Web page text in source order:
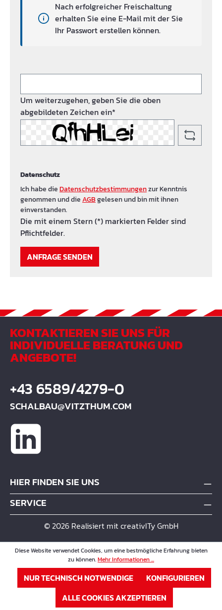
Nach erfolgreicher Freischaltung
erhalten Sie eine E-Mail mit der Sie
Ihr Passwort erstellen können.
Um weiterzugehen, geben Sie die oben
abgebildeten Zeichen ein*
Datenschutz
Ich habe dieDatenschutzbestimmungenzur Kenntnis
genommen und dieAGBgelesen und bin mit ihnen
einverstanden.
Die mit einem Stern (*) markierten Felder sind
Pflichtfelder.
ANFRAGE SENDEN
KONTAKTIEREN SIE UNS FÜR
INDIVIDUELLE BERATUNG UND
ANGEBOTE!
+43 6589/4279-0
SCHALBAU@VITZTHUM.COM
HIER FINDEN SIE UNS
SERVICE
© 2026 Realisiert mit creativITy GmbH
Diese Website verwendet Cookies, um eine bestmögliche Erfahrung bieten
zu können.Mehr Informationen ...
NUR TECHNISCH NOTWENDIGE
KONFIGURIEREN
ALLE COOKIES AKZEPTIEREN